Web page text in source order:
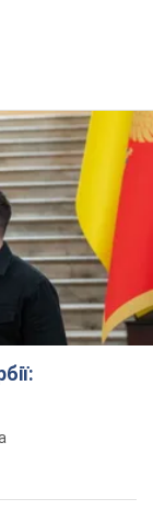
для
напрямку
вибухи: